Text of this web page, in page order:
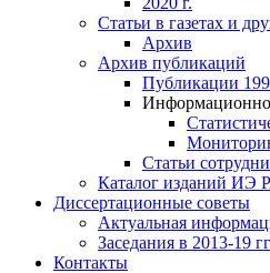
Статьи в газетах и
Архив
Архив публикаций
Публикации
Статьи
Каталог изданий ИЭ
Диссертационные советы
Актуальная
Заседания в 2013-19
Контакты